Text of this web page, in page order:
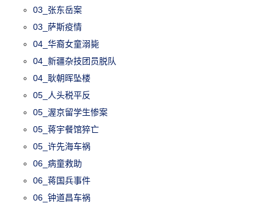
03_张东岳案
03_萨斯疫情
04_华裔女童溺毙
04_新疆杂技团员脱队
04_耿朝晖坠楼
05_人头税平反
05_渥京留学生惨案
05_蒋宇餐馆猝亡
05_许先海车祸
06_病童救助
06_蒋国兵事件
06_钟道昌车祸